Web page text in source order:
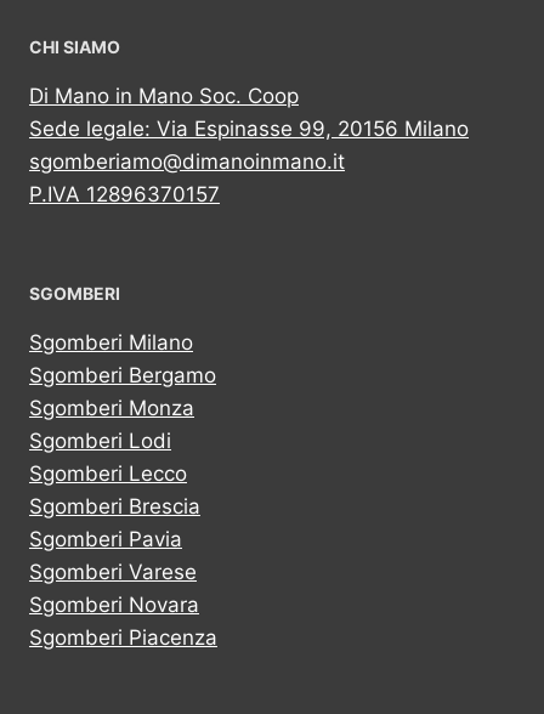
CHI SIAMO
Di Mano in Mano Soc. Coop
Sede legale: Via Espinasse 99, 20156 Milano
sgomberiamo@dimanoinmano.it
P.IVA 12896370157
SGOMBERI
Sgomberi Milano
Sgomberi Bergamo
Sgomberi Monza
Sgomberi Lodi
Sgomberi Lecco
Sgomberi Brescia
Sgomberi Pavia
Sgomberi Varese
Sgomberi Novara
Sgomberi Piacenza